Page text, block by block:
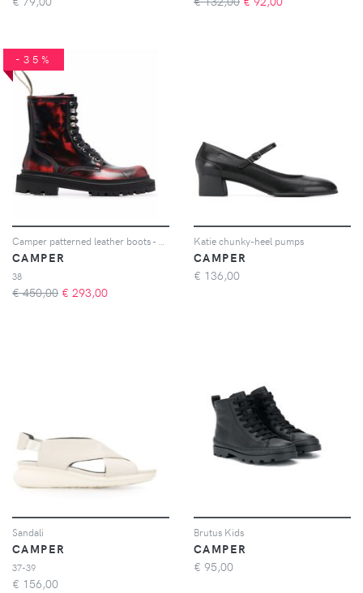
-35%
CAMPER
38
€ 450,00 € 293,00
Katie chunky-heel pumps
CAMPER
€ 136,00
Sandali
CAMPER
37-39
€ 156,00
Brutus Kids
CAMPER
€ 95,00